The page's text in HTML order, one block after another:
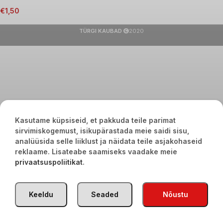
€1,50
TÜRGI KAUBAD 2020
Kasutame küpsiseid, et pakkuda teile parimat
sirvimiskogemust, isikupärastada meie saidi sisu,
analüüsida selle liiklust ja näidata teile asjakohaseid
reklaame. Lisateabe saamiseks vaadake meie
privaatsuspoliitikat.
Nõustu
Seaded
Keeldu